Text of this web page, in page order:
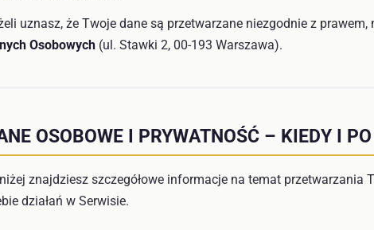
uznasz, że Twoje dane są przetwarzane niezgodnie z prawem,
Osobowych (ul. Stawki 2, 00-193 Warszawa).
OSOBOWE I PRYWATNOŚĆ – KIEDY I
znajdziesz szczegółowe informacje na temat
działań w Serwisie.